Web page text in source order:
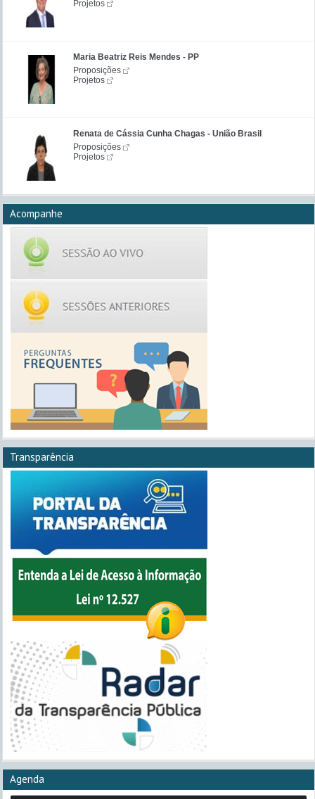
Projetos
Maria Beatriz Reis Mendes - PP
Proposições
Projetos
Renata de Cássia Cunha Chagas - União Brasil
Proposições
Projetos
Acompanhe
Transparência
Agenda